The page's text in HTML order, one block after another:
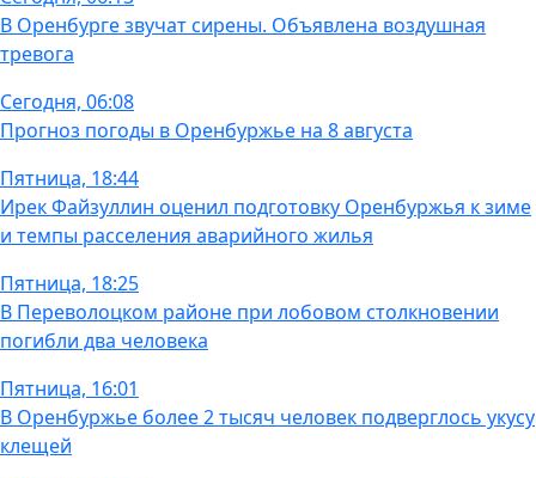
В Оренбурге звучат сирены. Объявлена воздушная
тревога
Сегодня, 06:08
Прогноз погоды в Оренбуржье на 8 августа
Пятница, 18:44
Ирек Файзуллин оценил подготовку Оренбуржья к зиме
и темпы расселения аварийного жилья
Пятница, 18:25
В Переволоцком районе при лобовом столкновении
погибли два человека
Пятница, 16:01
В Оренбуржье более 2 тысяч человек подверглось укусу
клещей